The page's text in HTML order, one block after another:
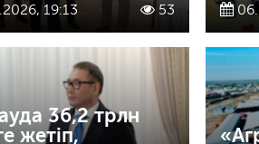
19:13 53
36,2 трлн
жетіп,